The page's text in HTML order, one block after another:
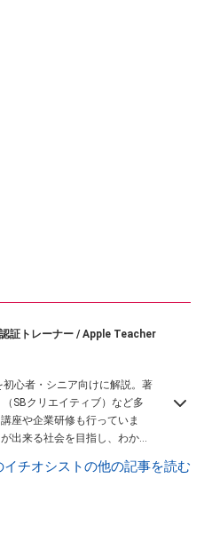
トレーナー / Apple Teacher
心者・シニア向けに解説。著
SBクリエイティブ）など多
座や企業研修も行っていま
出来る社会を目指し、わかり
イチオシストの他の記事を読む